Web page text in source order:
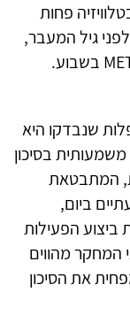
פחות
גיל המעבר,
שנבדקו היא
משמעותית בסיכון
המתבטאת
ביום,
ביצוע הפעילות
המחקר מהווים
את הסיכון